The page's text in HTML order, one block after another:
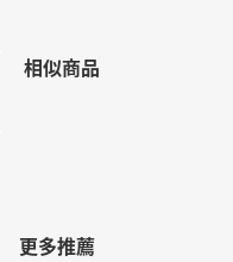
相似商品
更多推薦